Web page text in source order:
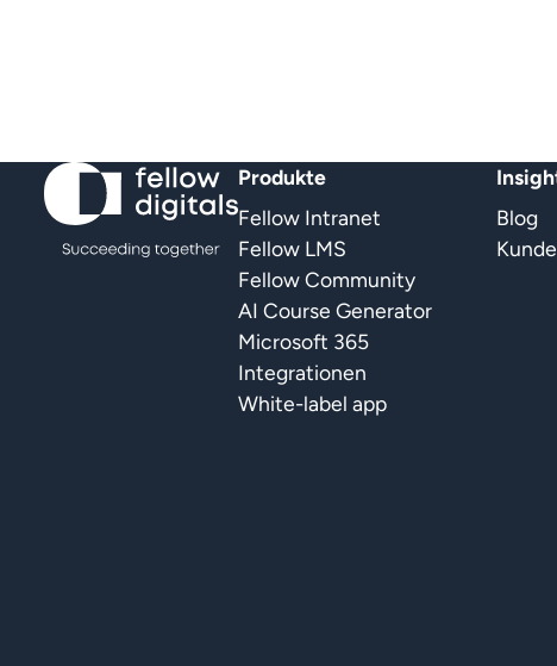
Produkte
Fellow Intranet
Fellow LMS
Fellow Community
AI Course Generator
Microsoft 365
Integrationen
White-label app
Blog